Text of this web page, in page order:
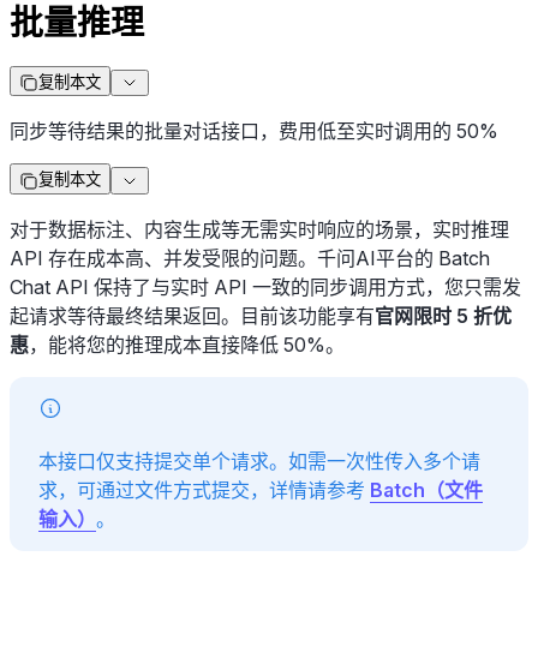
批量推理
复制本文
同步等待结果的批量对话接口，费用低至实时调用的 50%
复制本文
对于数据标注、内容生成等无需实时响应的场景，实时推理
API 存在成本高、并发受限的问题。千问AI平台的 Batch
Chat API 保持了与实时 API 一致的同步调用方式，您只需发
起请求等待最终结果返回。目前该功能享有官网限时 5 折优
惠，能将您的推理成本直接降低 50%。
本接口仅支持提交单个请求。如需一次性传入多个请
求，可通过文件方式提交，详情请参考 Batch（文件
输入） 。